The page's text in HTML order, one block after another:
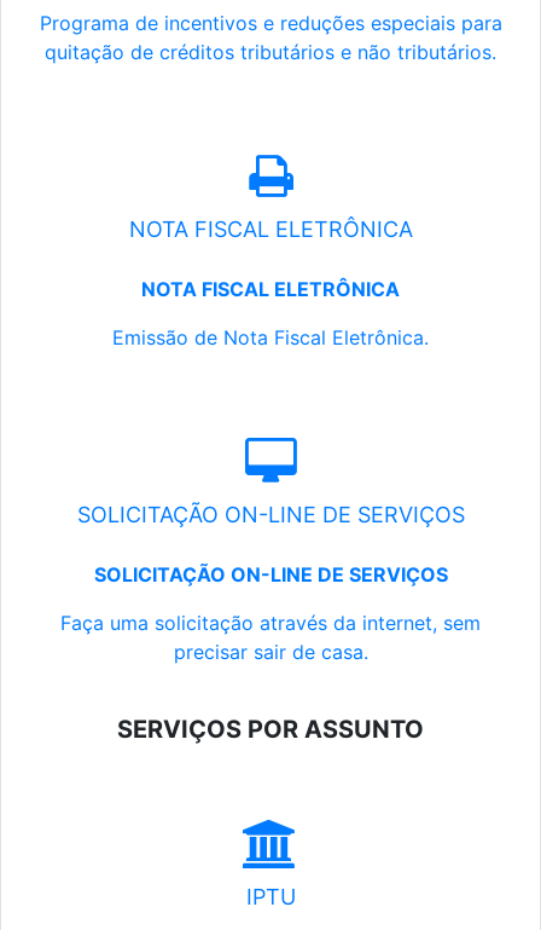
Programa de incentivos e reduções especiais para
quitação de créditos tributários e não tributários.
NOTA FISCAL ELETRÔNICA
NOTA FISCAL ELETRÔNICA
Emissão de Nota Fiscal Eletrônica.
SOLICITAÇÃO ON-LINE DE SERVIÇOS
SOLICITAÇÃO ON-LINE DE SERVIÇOS
Faça uma solicitação através da internet, sem
precisar sair de casa.
SERVIÇOS POR ASSUNTO
IPTU